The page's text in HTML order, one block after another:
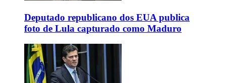
Deputado republicano dos EUA publica
foto de Lula capturado como Maduro